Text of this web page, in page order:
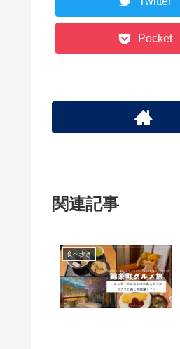
Pocket
関連記事
食べ歩き